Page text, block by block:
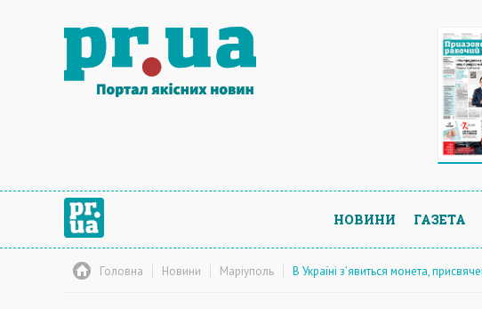
НОВИНИ ГАЗЕТА
Головна Новини Маріуполь В Україні з’явиться монета,